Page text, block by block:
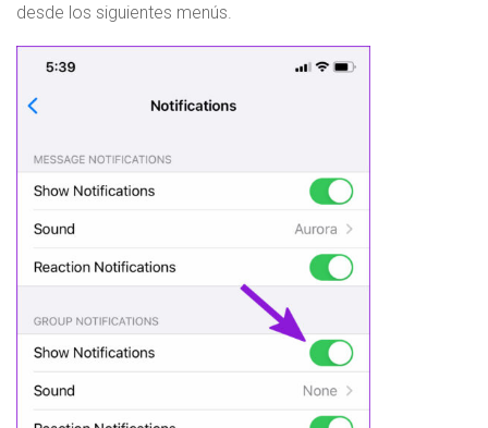
desde los siguientes menús.